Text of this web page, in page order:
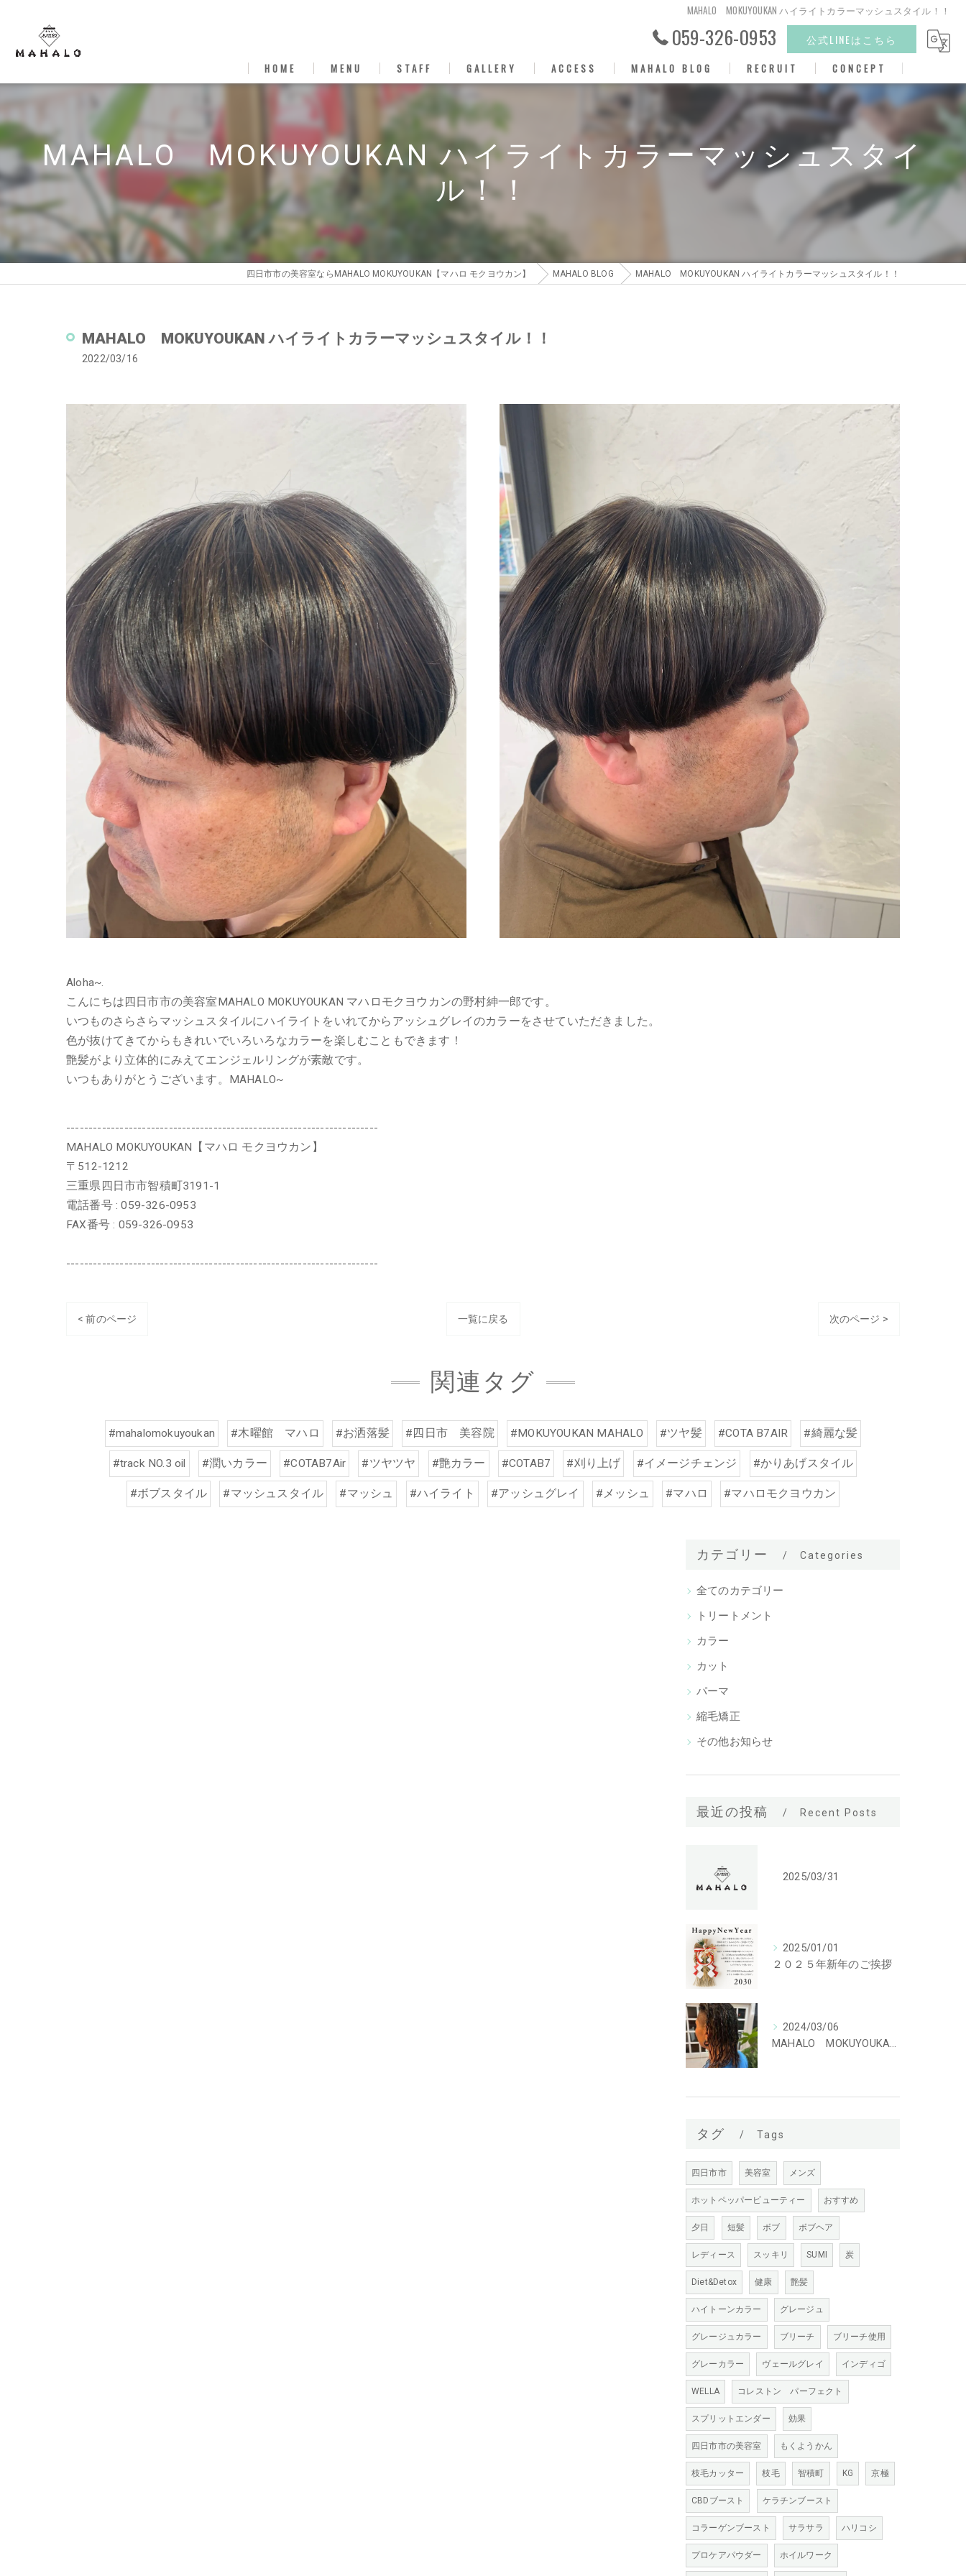
MAHALO MOKUYOUKAN ハイライトカラーマッシュスタイル！！
059-326-0953 公式LINEはこちら
HOME MENU STAFF GALLERY ACCESS MAHALO BLOG RECRUIT CONCEPT
トリートメント
カラー
カット
パーマ
MAHALO MOKUYOUKAN ハイライトカラーマッシュスタイ
ル！！
四日市市の美容室ならMAHALO MOKUYOUKAN【マハロ モクヨウカン】 MAHALO BLOG MAHALO MOKUYOUKAN ハイライトカラーマッシュスタイル！！
MAHALO MOKUYOUKAN ハイライトカラーマッシュスタイル！！
2022/03/16
Aloha~.
こんにちは四日市市の美容室MAHALO MOKUYOUKAN マハロモクヨウカンの野村紳一郎です。
いつものさらさらマッシュスタイルにハイライトをいれてからアッシュグレイのカラーをさせていただきました。
色が抜けてきてからもきれいでいろいろなカラーを楽しむこともできます！
艶髪がより立体的にみえてエンジェルリングが素敵です。
いつもありがとうございます。MAHALO~
----------------------------------------------------------------------
MAHALO MOKUYOUKAN【マハロ モクヨウカン】
〒512-1212
三重県四日市市智積町3191-1
電話番号 : 059-326-0953
FAX番号 : 059-326-0953
----------------------------------------------------------------------
< 前のページ 一覧に戻る 次のページ >
関連タグ
#mahalomokuyoukan #木曜館 マハロ #お洒落髪 #四日市 美容院 #MOKUYOUKAN MAHALO #ツヤ髪 #COTA B7AIR #綺麗な髪
#track NO.3 oil #潤いカラー #COTAB7Air #ツヤツヤ #艶カラー #COTAB7 #刈り上げ #イメージチェンジ #かりあげスタイル
#ボブスタイル #マッシュスタイル #マッシュ #ハイライト #アッシュグレイ #メッシュ #マハロ #マハロモクヨウカン
カテゴリー Categories
全てのカテゴリー
トリートメント
カラー
カット
パーマ
縮毛矯正
その他お知らせ
最近の投稿 Recent Posts
2025/03/31
2025/01/01
２０２５年新年のご挨拶
2024/03/06
MAHALO MOKUYOUKAN 特殊パーマ ハリガネパーマ！！
タグ Tags
四日市市 美容室 メンズ
ホットペッパービューティー おすすめ
夕日 短髪 ボブ ボブヘア
レディース スッキリ SUMI 炭
Diet&Detox 健康 艶髪
ハイトーンカラー グレージュ
グレージュカラー ブリーチ ブリーチ使用
グレーカラー ヴェールグレイ インディゴ
WELLA コレストン パーフェクト
スプリットエンダー 効果
四日市市の美容室 もくようかん
枝毛カッター 枝毛 智積町 KG 京極
CBDブースト ケラチンブースト
コラーゲンブースト サラサラ ハリコシ
プロケアパウダー ホイルワーク